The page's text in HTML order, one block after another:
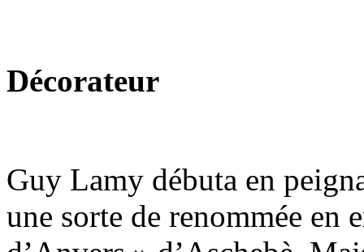
Décorateur
Guy Lamy débuta en
une sorte de renommée en